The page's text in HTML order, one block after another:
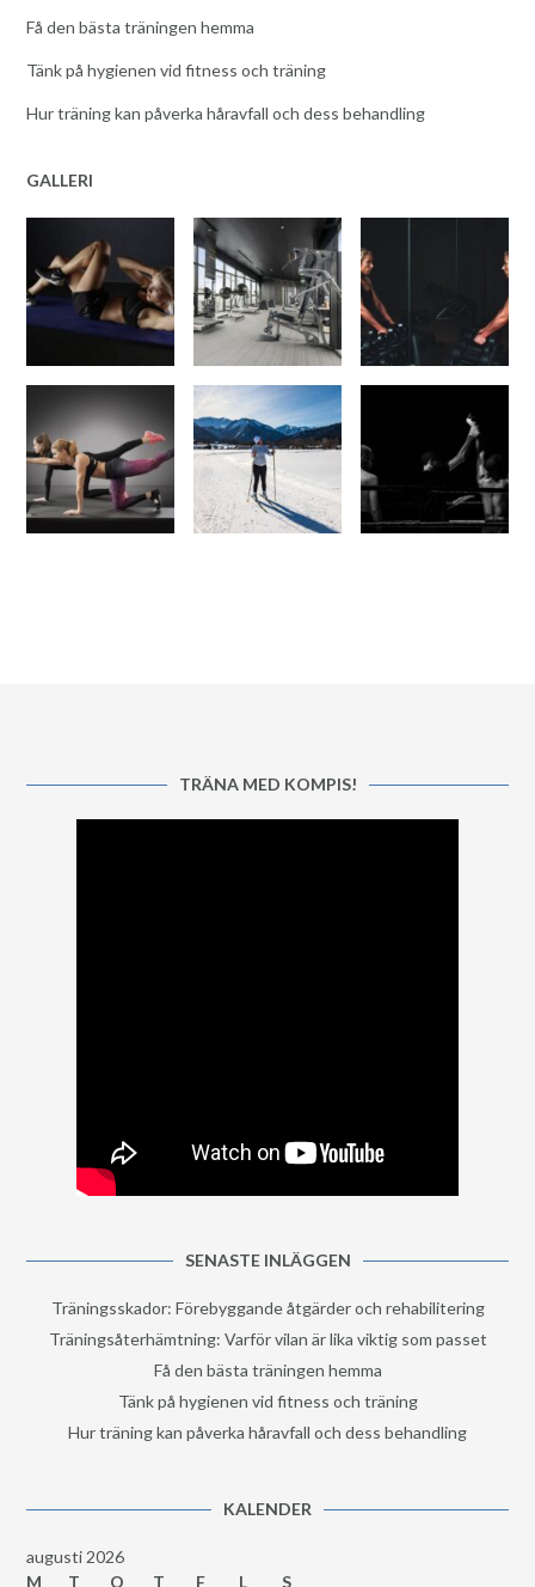
Få den bästa träningen hemma
Tänk på hygienen vid fitness och träning
Hur träning kan påverka håravfall och dess behandling
GALLERI
TRÄNA MED KOMPIS!
SENASTE INLÄGGEN
Träningsskador: Förebyggande åtgärder och rehabilitering
Träningsåterhämtning: Varför vilan är lika viktig som passet
Få den bästa träningen hemma
Tänk på hygienen vid fitness och träning
Hur träning kan påverka håravfall och dess behandling
KALENDER
augusti 2026
M
T O T F L S